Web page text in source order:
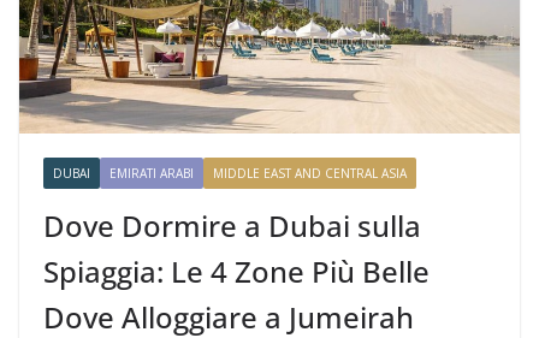
DUBAI EMIRATI ARABI MIDDLE EAST AND CENTRAL ASIA
Dove Dormire a Dubai sulla
Spiaggia: Le 4 Zone Più Belle
Dove Alloggiare a Jumeirah